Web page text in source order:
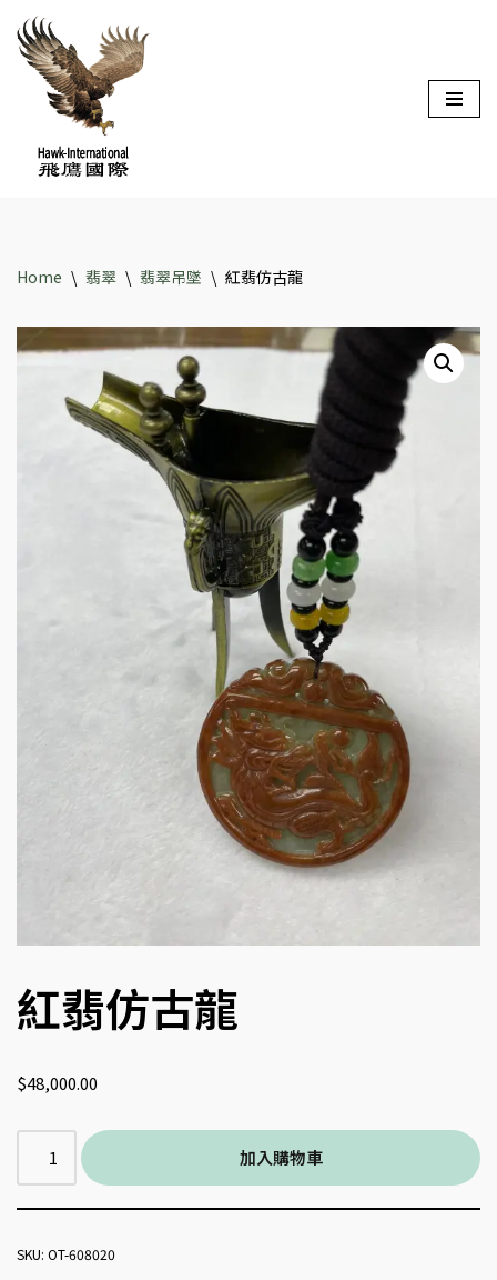
Skip
content
Home \ 翡翠 \ 翡翠吊墜 \ 紅翡仿古龍
紅翡仿古龍
$48,000.00
加入購物車
SKU: OT-608020